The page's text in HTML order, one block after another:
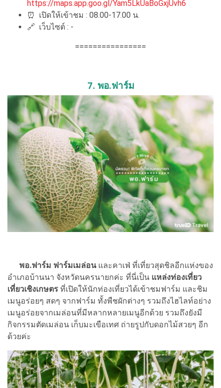
https://maps.app.goo.gl/Yam5LkUaBoGxjUvh6
⏰ เปิดให้เข้าชม : 08.00-17.00 น.
🔗 เว็บไซต์ : -
================
7. พอ.ฟาร์ม
พอ.ฟาร์ม ฟาร์มเมล่อนและคาเฟ่ ที่เที่ยวสุดชิลอีกแห่งของ
อำเภอบ้านนา จังหวัดนครนายกค่ะ ที่นี่เป็น แหล่งท่องเที่ยว
เที่ยวเชิงเกษตร ที่เปิดให้นักท่องเที่ยวได้เข้าชมฟาร์ม และชิม
เมนูอร่อยๆ สดๆ จากฟาร์ม ทั้งพืชผักต่างๆ รวมถึงไฮไลท์อย่าง
เมนูอร่อยจากเมล่อนที่มีหลากหลายเมนูอีกด้วย รวมถึงยังมี
กิจกรรมตัดเมล่อน เก็บมะเขือเทศ ถ่ายรูปกับดอกไม้สวยๆ อีก
ด้วยค่ะ